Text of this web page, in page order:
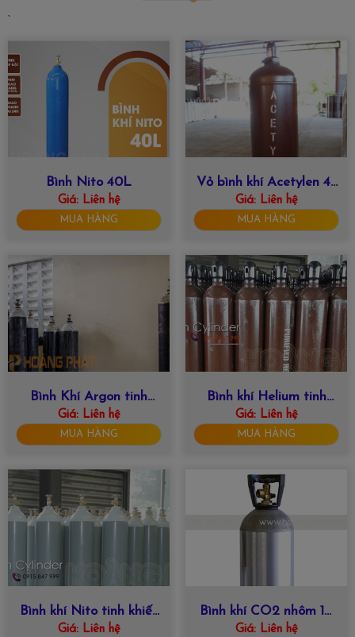
`
Bình Nito 40L
Giá:Liên hệ
MUA HÀNG
Vỏ bình khí Acetylen 47
lít
Giá:Liên hệ
MUA HÀNG
Bình Khí Argon tinh
khiết 5.0 ( 99.999%)
Giá:Liên hệ
MUA HÀNG
Bình khí Helium tinh
khiết 6.0
Giá:Liên hệ
MUA HÀNG
Bình khí Nito tinh khiết
5.0
Giá:Liên hệ
Bình khí CO2 nhôm 10
Lít
Giá:Liên hệ